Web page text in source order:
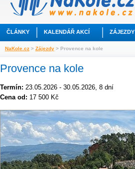
ČLÁNKY KALENDÁŘ AKCÍ ZÁJEZDY
NaKole.cz > Zájezdy > Provence na kole
Provence na kole
Termín: 23.05.2026 - 30.05.2026, 8 dní
Cena od: 17 500 Kč